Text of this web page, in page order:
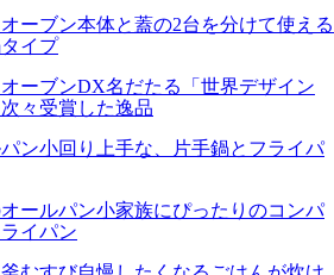
ーブン本体と蓋の2台を分けて使える
イプ
ーブンDX名だたる「世界デザイン
々受賞した逸品
ン小回り上手な、片手鍋とフライパ
ールパン小家族にぴったりのコンパ
イパン